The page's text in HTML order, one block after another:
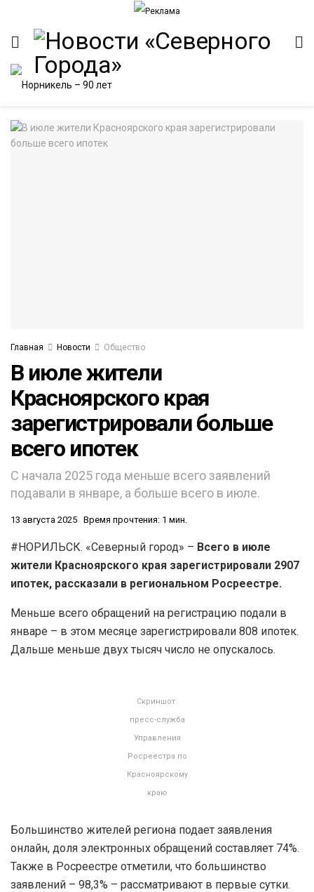
Главная Новости Общество
В июле жители
Красноярского края
зарегистрировали больше
всего ипотек
С начала 2025 года меньше всего заявлений
подавали в январе, а больше всего в июле.
13 августа 2025 Время прочтения: 1 мин.
#НОРИЛЬСК. «Северный город» – Всего в июле
жители Красноярского края зарегистрировали 2907
ипотек, рассказали в региональном Росреестре.
Меньше всего обращений на регистрацию подали в
январе – в этом месяце зарегистрировали 808 ипотек.
Дальше меньше двух тысяч число не опускалось.
Скриншот:
пресс-служба
Управления
Росреестра по
Красноярскому
краю
Большинство жителей региона подает заявления
онлайн, доля электронных обращений составляет 74%.
Также в Росреестре отметили, что большинство
заявлений – 98,3% – рассматривают в первые сутки.